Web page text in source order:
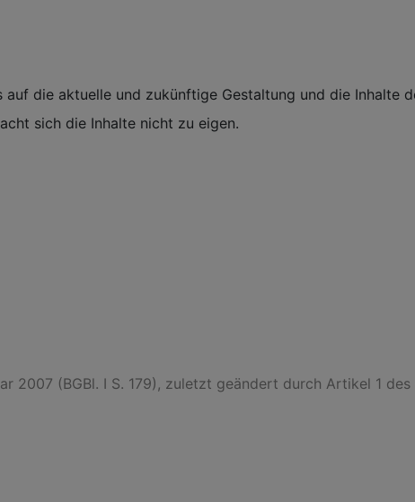
die aktuelle und zukünftige Gestaltung und die Inhalte
sich die Inhalte nicht zu eigen.
2007 (BGBl. I S. 179), zuletzt geändert durch Artikel 1